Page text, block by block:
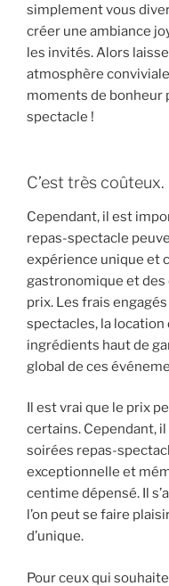
simplement vous
créer une ambiance
les invités. Alors
atmosphère
moments de bonheur
spectacle !
C’est très coûteux.
Cependant, il est
repas-spectacle
expérience unique et
gastronomique et
prix. Les frais
spectacles, la location
ingrédients haut de
global de ces
Il est vrai que le prix
certains. Cependant,
soirées repas-
exceptionnelle et
centime dépensé. Il
l’on peut se faire
d’unique.
Pour ceux qui